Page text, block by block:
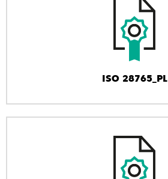
ISO 28765_PL